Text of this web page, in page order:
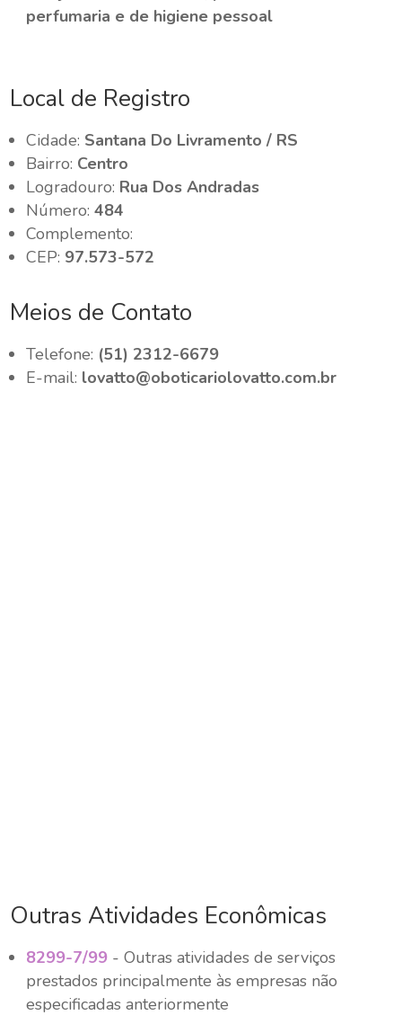
perfumaria e de higiene pessoal
Local de Registro
Cidade: Santana Do Livramento / RS
Bairro: Centro
Logradouro: Rua Dos Andradas
Número:484
Complemento:
CEP: 97.573-572
Meios de Contato
Telefone: (51) 2312-6679
E-mail: lovatto@oboticariolovatto.com.br
Outras Atividades Econômicas
8299-7/99 - Outras atividades de serviços
prestados principalmente às empresas não
especificadas anteriormente